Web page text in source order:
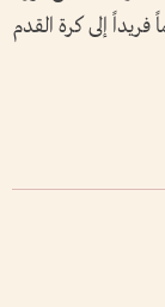
إلى كرة القدم